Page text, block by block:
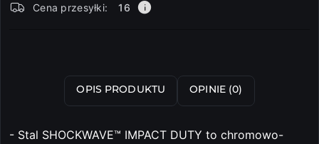
i
Cena przesyłki: 16
OPIS PRODUKTU OPINIE (0)
- Stal SHOCKWAVE™ IMPACT DUTY to chromowo-